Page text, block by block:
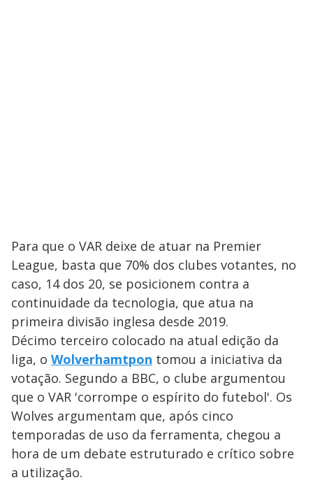
Para que o VAR deixe de atuar na Premier
League, basta que 70% dos clubes votantes, no
caso, 14 dos 20, se posicionem contra a
continuidade da tecnologia, que atua na
primeira divisão inglesa desde 2019.
Décimo terceiro colocado na atual edição da
liga, o Wolverhamtpon tomou a iniciativa da
votação. Segundo a BBC, o clube argumentou
que o VAR 'corrompe o espírito do futebol'. Os
Wolves argumentam que, após cinco
temporadas de uso da ferramenta, chegou a
hora de um debate estruturado e crítico sobre
a utilização.